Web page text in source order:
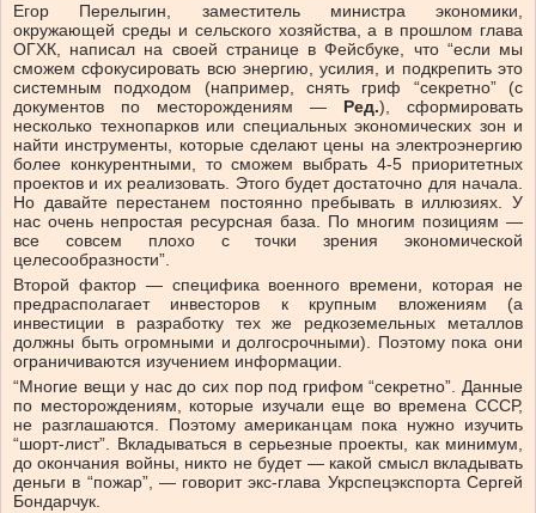
Егор Перелыгин, заместитель министра экономики,
окружающей среды и сельского хозяйства, а в прошлом глава
ОГХК, написал на своей странице в Фейсбуке, что “если мы
сможем сфокусировать всю энергию, усилия, и подкрепить это
системным подходом (например, снять гриф “секретно” (с
документов по месторождениям — Ред.), сформировать
несколько технопарков или специальных экономических зон и
найти инструменты, которые сделают цены на электроэнергию
более конкурентными, то сможем выбрать 4-5 приоритетных
проектов и их реализовать. Этого будет достаточно для начала.
Но давайте перестанем постоянно пребывать в иллюзиях. У
нас очень непростая ресурсная база. По многим позициям —
все совсем плохо с точки зрения экономической
целесообразности”.
Второй фактор — специфика военного времени, которая не
предрасполагает инвесторов к крупным вложениям (а
инвестиции в разработку тех же редкоземельных металлов
должны быть огромными и долгосрочными). Поэтому пока они
ограничиваются изучением информации.
“Многие вещи у нас до сих пор под грифом “секретно”. Данные
по месторождениям, которые изучали еще во времена СССР,
не разглашаются. Поэтому американцам пока нужно изучить
“шорт-лист”. Вкладываться в серьезные проекты, как минимум,
до окончания войны, никто не будет — какой смысл вкладывать
деньги в “пожар”, — говорит экс-глава Укрспецэкспорта Сергей
Бондарчук.